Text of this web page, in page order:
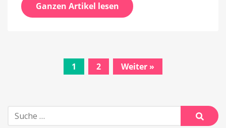
Ganzen Artikel lesen
1 2 Weiter »
Suche
nach: